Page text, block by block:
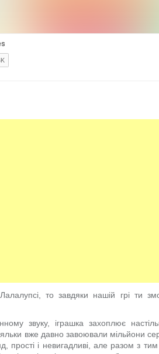
то завдяки нашій грі ти
звуку, іграшка захоплює
вже давно завоювали мільйони
прості і невигадливі, але разом з тим